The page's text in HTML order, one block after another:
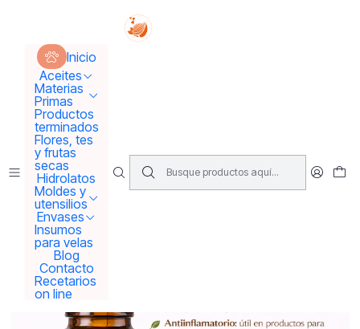
Inicio
Aceites
Materias
Primas
Productos
terminados
Flores, tes
y frutas
secas
Hidrolatos
Moldes y
utensilios
Envases
Insumos
para velas
Blog
Contacto
Recetarios
on line
Tus sueños se concretan aquí !!!